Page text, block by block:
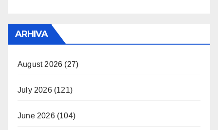
ARHIVA
August 2026 (27)
July 2026(121)
June 2026(104)